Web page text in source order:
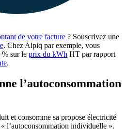
de votre facture ? Souscrivez une
. Chez Alpiq par exemple, vous
% sur le prix du kWh HT par rapport
.
l’autoconsommation
et consomme sa propose électricité
l’autoconsommation individuelle ».